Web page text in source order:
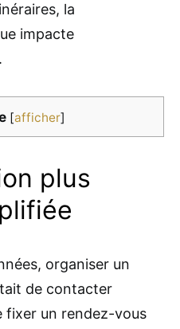
la
impacte
[afficher]
plus
organiser un
de contacter
fixer un rendez-vous